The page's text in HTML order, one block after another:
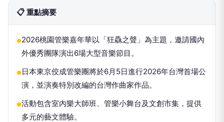
📋 重點摘要
●2026桃園管樂嘉年華以「狂驫之聲」為主題，邀請國內
外優秀團隊演出6場大型音樂節目。
●日本東京佼成管樂團將於6月5日進行2026年台灣首場公
演，並演奏特別改編的台灣作曲家作品。
●活動包含室內樂大師班、管樂小舞台及文創市集，提供
多元的藝文體驗。